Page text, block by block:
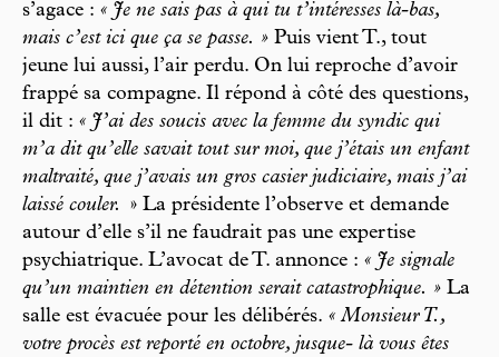
s’agace : « Je ne sais pas à qui tu t’intéresses là-bas,
mais c’est ici que ça se passe. » Puis vient T., tout
jeune lui aussi, l’air perdu. On lui reproche d’avoir
frappé sa compagne. Il répond à côté des questions,
il dit : « J’ai des soucis avec la femme du syndic qui
m’a dit qu’elle savait tout sur moi, que j’étais un enfant
maltraité, que j’avais un gros casier judiciaire, mais j’ai
laissé couler.
» La présidente l’observe et demande
autour d’elle s’il ne faudrait pas une expertise
psychiatrique. L’avocat de T. annonce : « Je signale
qu’un maintien en détention serait catastrophique. » La
salle est évacuée pour les délibérés. « Monsieur T.,
votre procès est reporté en octobre, jusque- là vous êtes